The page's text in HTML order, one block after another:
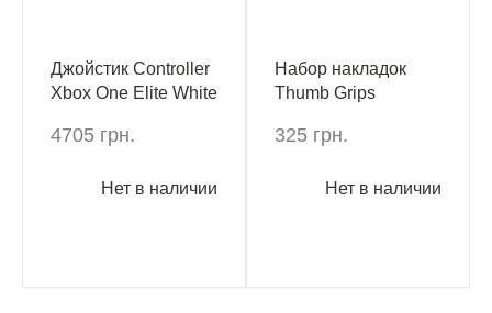
Джойстик Controller
Xbox One Elite White
4705 грн.
Нет в наличии
Набор накладок
Thumb Grips
Duty: Vanguard Xbox
325 грн.
Нет в наличии